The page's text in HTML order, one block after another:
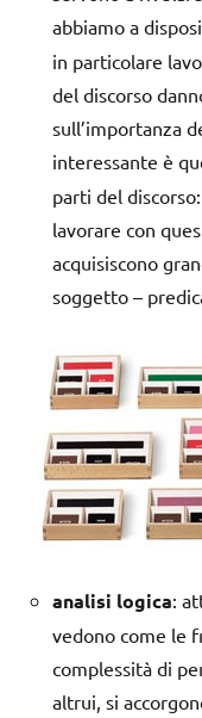
abbiamo a
in particolare
del discorso
sull’importanza
interessante è
parti del
lavorare con
acquisiscono
soggetto –
analisi logica:
vedono come le
complessità di
altrui, si